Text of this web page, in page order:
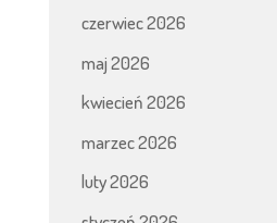
czerwiec 2026
maj 2026
kwiecień 2026
marzec 2026
luty 2026